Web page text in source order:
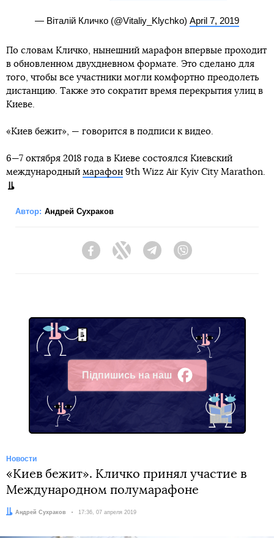
— Віталій Кличко (@Vitaliy_Klychko) April 7, 2019
По словам Кличко, нынешний марафон впервые проходит
в обновленном двухдневном формате. Это сделано для
того, чтобы все участники могли комфортно преодолеть
дистанцию. Также это сократит время перекрытия улиц в
Киеве.
«Киев бежит», — говорится в подписи к видео.
6—7 октября 2018 года в Киеве состоялся Киевский
международный марафон 9th Wizz Air Kyiv City Marathon.
Автор: Андрей Сухраков
FacebookTwitter Telegram
Підпишись на наш
Facebook
Новости
«Киев бежит». Кличко принял участие в
Международном полумарафоне
Автор:
Андрей Сухраков Дата:
17:36, 07 апреля 2019